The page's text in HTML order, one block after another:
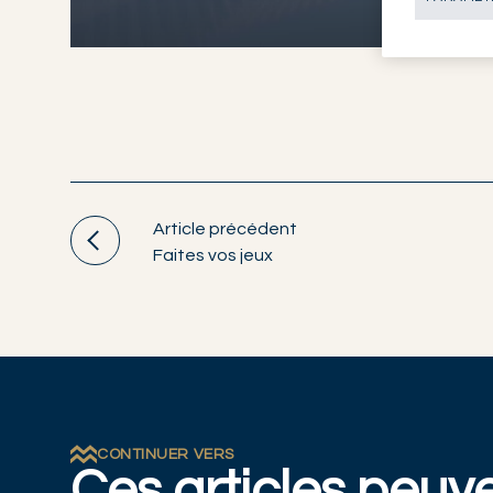
Article précédent
Faites vos jeux
CONTINUER VERS